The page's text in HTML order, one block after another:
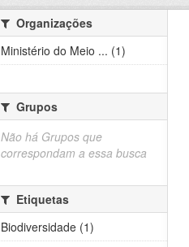
Organizações
Ministério do Meio ... (1)
Grupos
Não há Grupos que
correspondam a essa busca
Etiquetas
Biodiversidade (1)